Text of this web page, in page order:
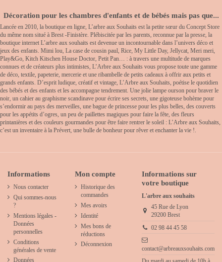
Décoration pour les chambres d'enfants et de bébés mais pas que...
Lancée en 2010, la boutique en ligne, L’arbre aux Souhaits est la petite sœur du Concept Store
du même nom situé à Brest -Finistère. Plébiscitée par les parents, reconnue par la presse, la
boutique internet L’arbre aux souhaits est devenue un incontournable dans l’univers déco et
jeux des enfants. Mimi lou, La case de cousin paul, Rice, My Little Day, Jellycat, Meri meri,
Play&Go, Kitch Kitschen House Doctor, Petit Pan… : à travers une multitude de marques
connues et de créateurs plus intimistes, L’Arbre aux Souhaits vous propose toute une gamme
de déco, textile, papeterie, mercerie et une ribambelle de petits cadeaux à offrir aux petits et
grands enfants. D’esprit ludique, créatif et vintage, L’Arbre aux Souhaits, poétise le quotidien
des bébés et des enfants et les accompagne tendrement. Une jolie lampe ourson pour braver le
noir, un cahier au graphisme scandinave pour écrire ses secrets, une gigoteuse bohème pour
s’endormir au pays des merveilles, une bague de princesse pour les plus belles, des couverts
pour les appétits d’ogres, un peu de paillettes magiques pour faire la fête, des fleurs
printanières et des couleurs gourmandes pour être faire rentrer le soleil : L’Arbre aux Souhaits,
c’est un inventaire à la Prévert, une bulle de bonheur pour rêver et enchanter la vie !.
Informations
Nous contacter
Qui sommes-nous
?
Mentions légales -
Données
personnelles
Conditions
générales de vente
Données
Mon compte
Historique des
commandes
Mes avoirs
Identité
Mes bons de
réductions
Déconnexion
Informations sur
votre boutique
L'arbre aux souhaits
45 Rue de Lyon
29200 Brest
02 98 44 45 58
contact@arbreauxsouhaits.com